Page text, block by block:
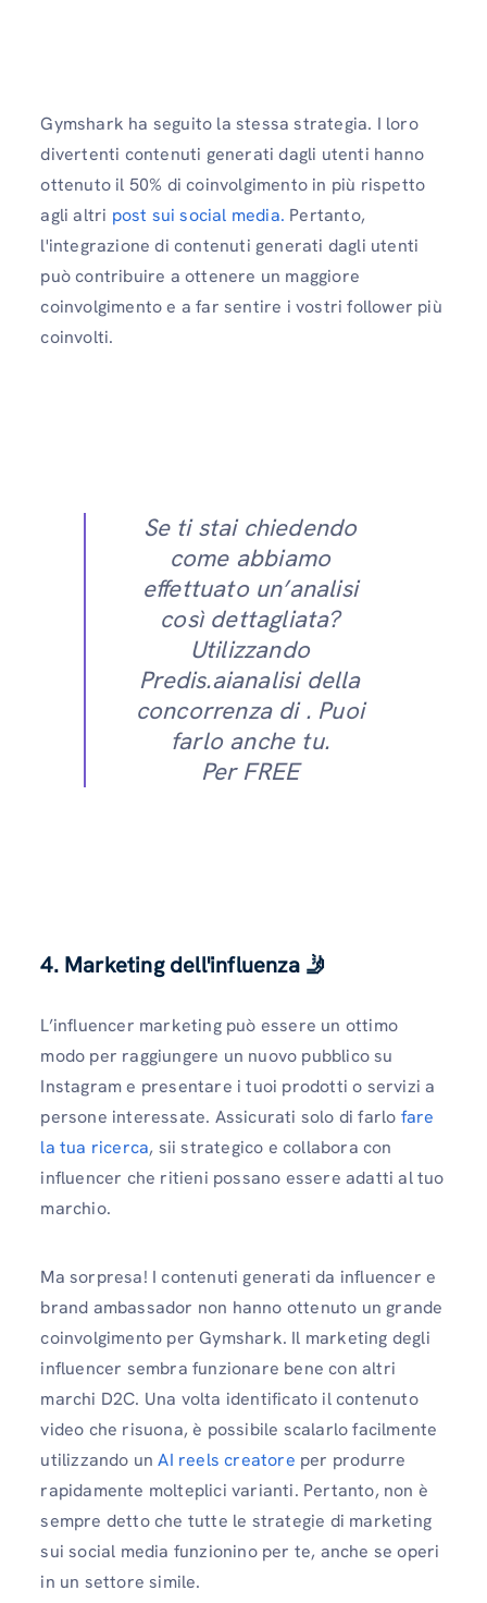
Gymshark ha seguito la stessa strategia. I loro
divertenti contenuti generati dagli utenti hanno
ottenuto il 50% di coinvolgimento in più rispetto
agli altri post sui social media. Pertanto,
l'integrazione di contenuti generati dagli utenti
può contribuire a ottenere un maggiore
coinvolgimento e a far sentire i vostri follower più
coinvolti.
Se ti stai chiedendo
come abbiamo
effettuato un’analisi
così dettagliata?
Utilizzando
Predis.aianalisi della
concorrenza di . Puoi
farlo anche tu.
Per FREE
4. Marketing dell'influenza🤳
L’influencer marketing può essere un ottimo
modo per raggiungere un nuovo pubblico su
Instagram e presentare i tuoi prodotti o servizi a
persone interessate. Assicurati solo di farlo fare
la tua ricerca, sii strategico e collabora con
influencer che ritieni possano essere adatti al tuo
marchio.
Ma sorpresa! I contenuti generati da influencer e
brand ambassador non hanno ottenuto un grande
coinvolgimento per Gymshark. Il marketing degli
influencer sembra funzionare bene con altri
marchi D2C. Una volta identificato il contenuto
video che risuona, è possibile scalarlo facilmente
utilizzando unAI reels creatore per produrre
rapidamente molteplici varianti. Pertanto, non è
sempre detto che tutte le strategie di marketing
sui social media funzionino per te, anche se operi
in un settore simile.